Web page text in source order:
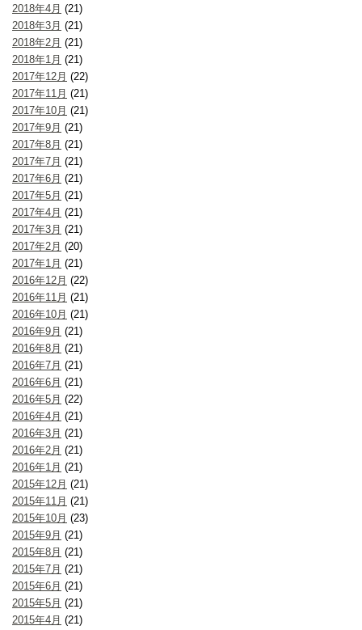
2018年4月 (21)
2018年3月 (21)
2018年2月 (21)
2018年1月 (21)
2017年12月 (22)
2017年11月 (21)
2017年10月 (21)
2017年9月 (21)
2017年8月 (21)
2017年7月 (21)
2017年6月 (21)
2017年5月 (21)
2017年4月 (21)
2017年3月 (21)
2017年2月 (20)
2017年1月 (21)
2016年12月 (22)
2016年11月 (21)
2016年10月 (21)
2016年9月 (21)
2016年8月 (21)
2016年7月 (21)
2016年6月 (21)
2016年5月 (22)
2016年4月 (21)
2016年3月 (21)
2016年2月 (21)
2016年1月 (21)
2015年12月 (21)
2015年11月 (21)
2015年10月 (23)
2015年9月 (21)
2015年8月 (21)
2015年7月 (21)
2015年6月 (21)
2015年5月 (21)
2015年4月 (21)